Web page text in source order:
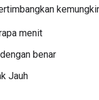
menit
benar
Jauh